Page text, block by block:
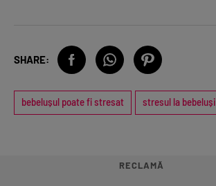
SHARE:
bebelușul poate fi stresat stresul la bebeluși
RECLAMĂ